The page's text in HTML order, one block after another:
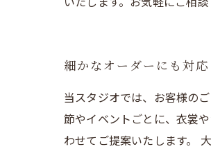
細かなオーダーにも対
当スタジオでは、お客様の
節やイベントごとに、衣裳
わせてご提案いたします。